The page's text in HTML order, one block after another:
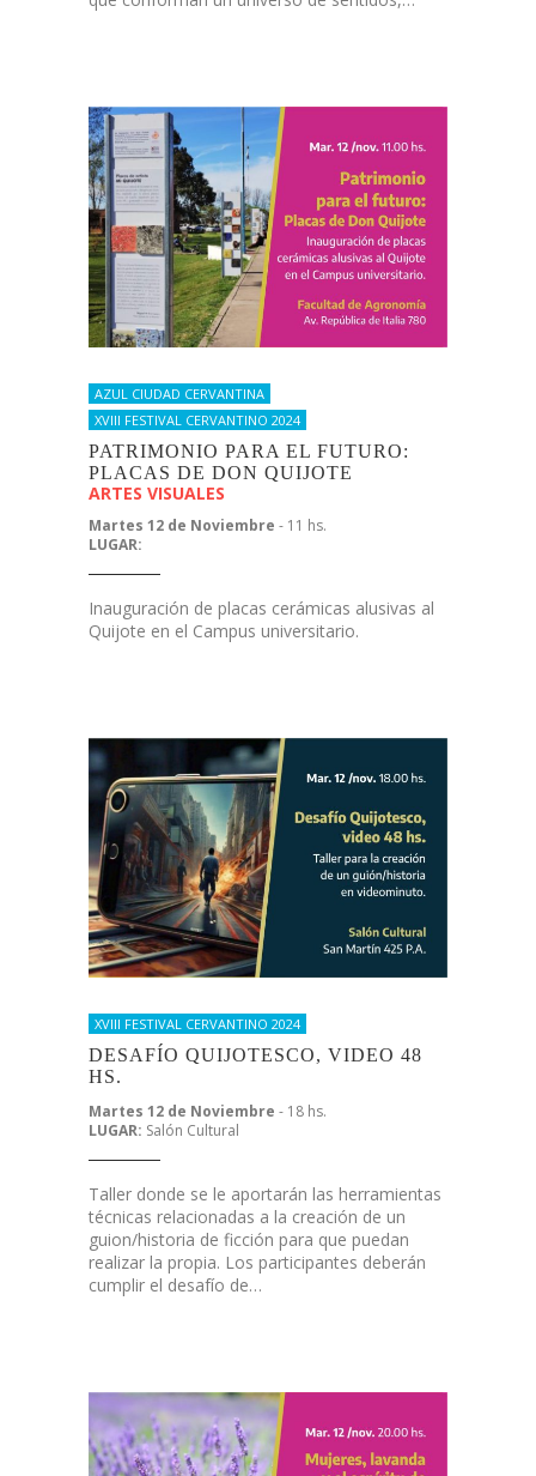
AZUL CIUDAD CERVANTINA
XVIII FESTIVAL CERVANTINO 2024
PATRIMONIO PARA EL FUTURO:
PLACAS DE DON QUIJOTE
ARTES VISUALES
Martes 12 de Noviembre - 11 hs.
LUGAR:
Inauguración de placas cerámicas alusivas al
Quijote en el Campus universitario.
XVIII FESTIVAL CERVANTINO 2024
DESAFÍO QUIJOTESCO, VIDEO 48
HS.
Martes 12 de Noviembre - 18 hs.
LUGAR: Salón Cultural
Taller donde se le aportarán las herramientas
técnicas relacionadas a la creación de un
guion/historia de ficción para que puedan
realizar la propia. Los participantes deberán
cumplir el desafío de…